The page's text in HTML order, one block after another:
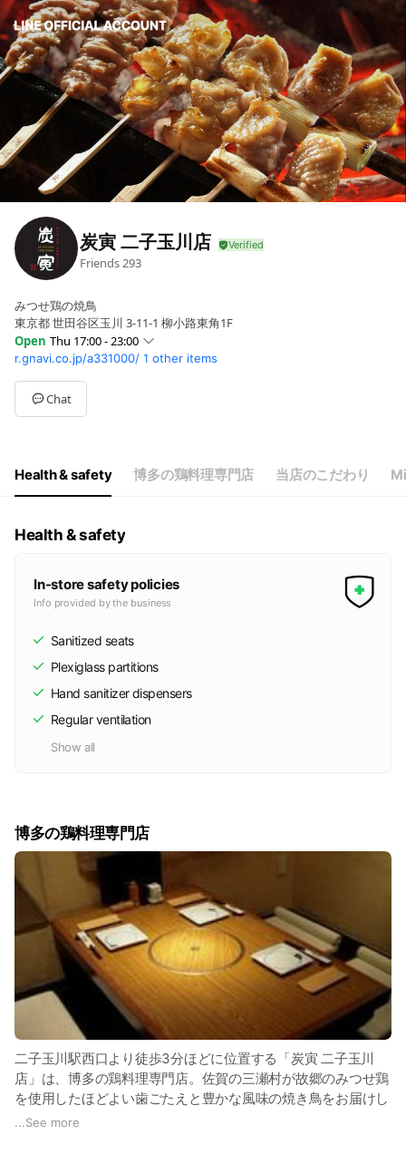
炭寅 二子玉川店
Friends293
みつせ鶏の焼鳥
東京都 世田谷区玉川 3-11-1 柳小路東角1F
Open Thu 17:00 - 23:00
Mon17:00 - 23:00
TueClosed
Wed17:00 - 23:00
Thu17:00 - 23:00
17:00 - 23:00
祝(前)日・不定休・週別休・連休時等の詳細はお問合せください
r.gnavi.co.jp/a331000/ 1 other items
Chat
Health & safety 博多の鶏料理専門店 当店のこだわり
Health & safety
In-store safety policies
Info provided by the business
Sanitized seats
Plexiglass partitions
Hand sanitizer dispensers
Regular ventilation
Show all
博多の鶏料理専門店
二子玉川駅西口より徒歩3分ほどに位置する「炭寅 二子玉川
店」は、博多の鶏料理専門店。佐賀の三瀬村が故郷のみつせ鶏
を使用したほどよい歯ごたえと豊かな風味の焼き鳥をお届けし
ます。生産者直送ならではの、とびっきりの鮮度と調理にこだ
...See more